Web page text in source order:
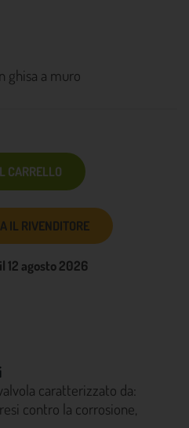
ghisa a muro
CARRELLO
IL RIVENDITORE
12 agosto 2026
caratterizzato da:
contro la corrosione,